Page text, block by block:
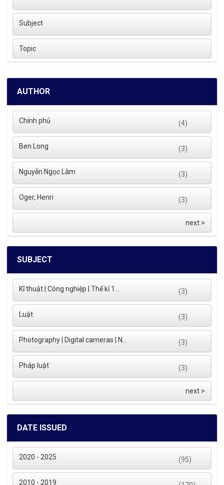
Subject
Topic
AUTHOR
Chính phủ (4)
Ben Long (3)
Nguyễn Ngọc Lâm (3)
Oger, Henri (3)
next >
SUBJECT
Kĩ thuật | Công nghiệp | Thế kỉ 1... (3)
Luật (3)
Photography | Digital cameras | N... (3)
Pháp luật (3)
next >
DATE ISSUED
2020 - 2025 (95)
2010 - 2019